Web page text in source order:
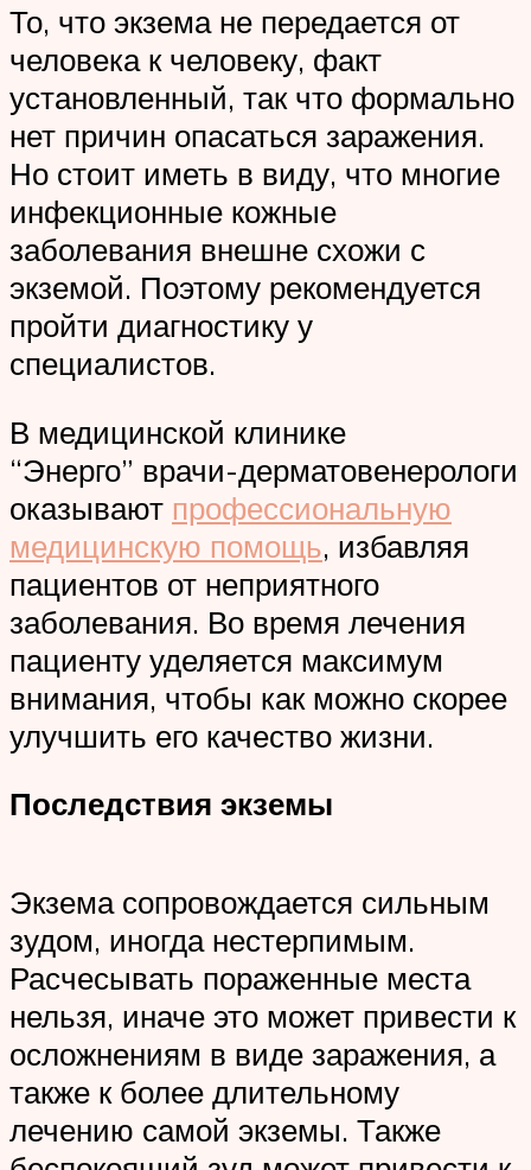
То, что экзема не передается от
человека к человеку, факт
установленный, так что формально
нет причин опасаться заражения.
Но стоит иметь в виду, что многие
инфекционные кожные
заболевания внешне схожи с
экземой. Поэтому рекомендуется
пройти диагностику у
специалистов.
В медицинской клинике
“Энерго” врачи-дерматовенерологи
оказывают профессиональную
медицинскую помощь, избавляя
пациентов от неприятного
заболевания. Во время лечения
пациенту уделяется максимум
внимания, чтобы как можно скорее
улучшить его качество жизни.
Последствия экземы
Экзема сопровождается сильным
зудом, иногда нестерпимым.
Расчесывать пораженные места
нельзя, иначе это может привести к
осложнениям в виде заражения, а
также к более длительному
лечению самой экземы. Также